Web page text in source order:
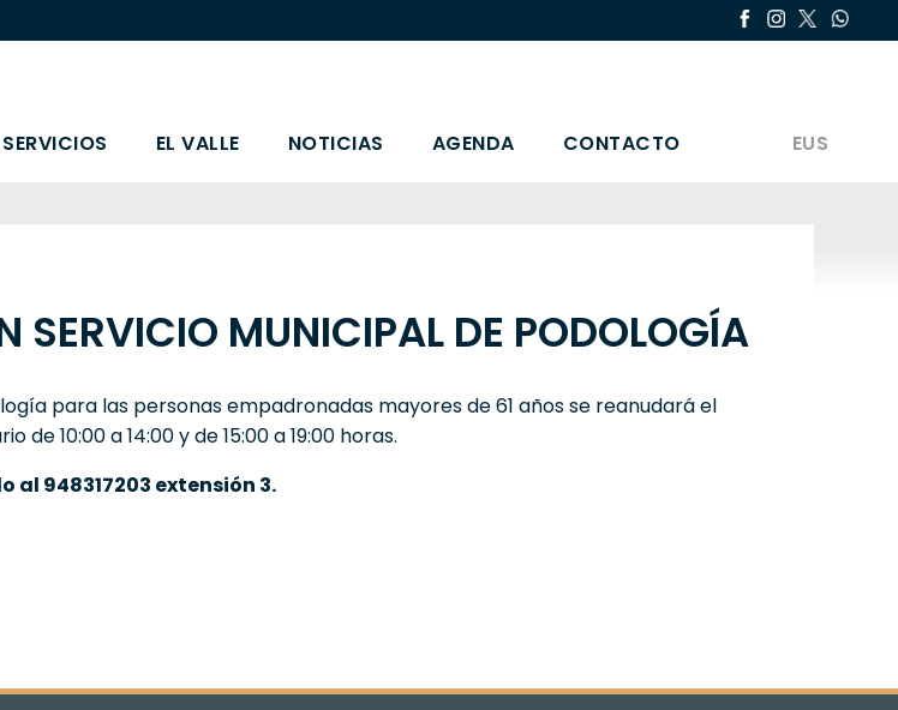
SERVICIOS EL VALLE NOTICIAS AGENDA CONTACTO EUS
SERVICIO MUNICIPAL DE PODOLOGÍA
para las personas empadronadas mayores de 61 años se reanudará el
de 10:00 a 14:00 y de 15:00 a 19:00 horas.
al 948317203 extensión 3.